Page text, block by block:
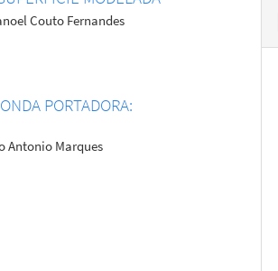
Couto Fernandes
PORTADORA:
Antonio Marques